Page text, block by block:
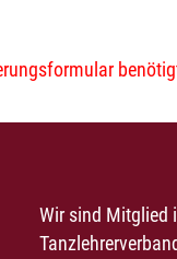
Wir sind Mitglied